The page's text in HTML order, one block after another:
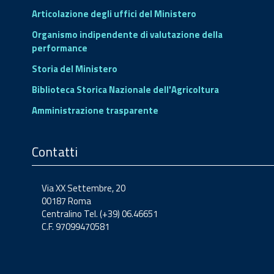
Articolazione degli uffici del Ministero
Organismo indipendente di valutazione della
performance
Storia del Ministero
Biblioteca Storica Nazionale dell'Agricoltura
Amministrazione trasparente
Contatti
Via XX Settembre, 20
00187 Roma
Centralino Tel. (+39) 06.46651
C.F. 97099470581